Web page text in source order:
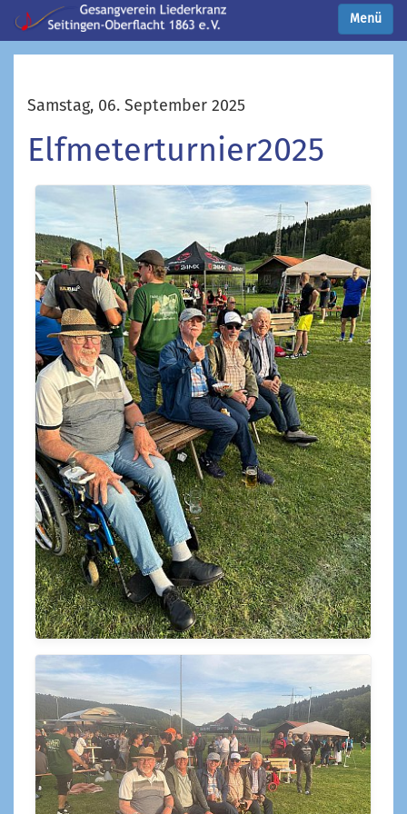
Menü
Samstag, 06. September 2025
Elfmeterturnier2025